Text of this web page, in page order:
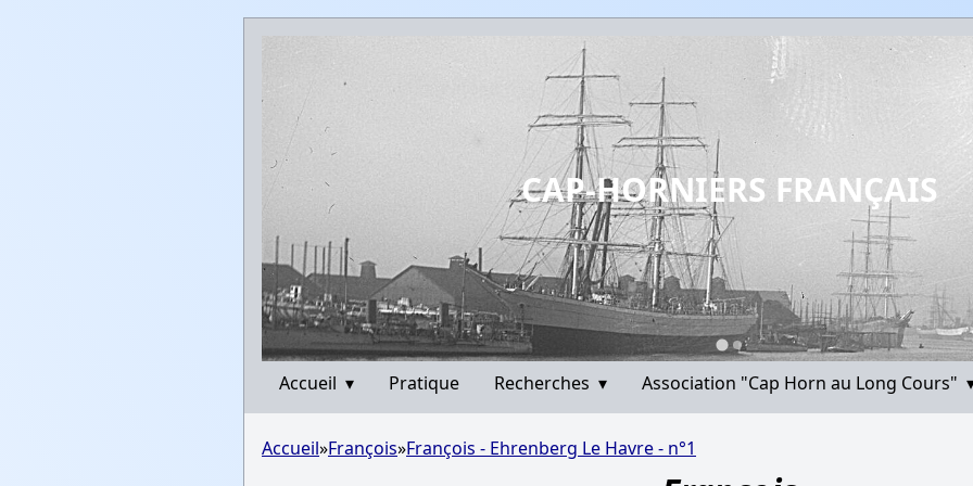
CAP-HORNIERS FRANÇAIS
Accueil ▾ Pratique Recherches ▾ Association "Cap Horn au Long Cours"
Accueil»François»François - Ehrenberg Le Havre - n°1